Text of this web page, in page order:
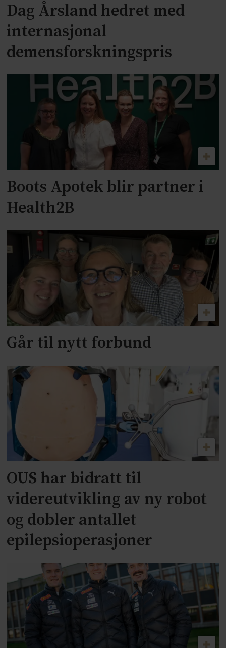
Dag Årsland hedret med
internasjonal
demensforskningspris
Boots Apotek blir partner i
Health2B
Går til nytt forbund
OUS har bidratt til
videreutvikling av ny robot
og dobler antallet
epilepsioperasjoner